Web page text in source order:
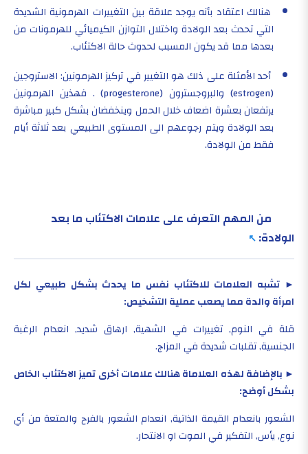
هنالك اعتقاد بأنه يوجد علاقة بين التغييرات الهرمونية الشديدة
التي تحدث بعد الولادة واختلال التوازن الكيميائي للهرمونات من
بعدها مما قد يكون المسبب لحدوث حالة الاكتئاب.
أحد الأمثلة على ذلك هو التغيير في تركيز الهرمونين: الاستروجين
(
estrogen) والبروجسترون (progesterone) . فهذين الهرمونين
يرتفعان بعشرة اضعاف خلال الحمل وينخفضان بشكل كبير مباشرة
بعد الولادة ويتم رجوعهم الى المستوى الطبيعي بعد ثلاثة أيام
فقط من الولادة.
من المهم التعرف على علامات الاكتئاب ما بعد
الولادة:
► تشبه العلامات للاكتئاب نفس ما يحدث بشكل طبيعي لكل
امرأة والدة مما يصعب عملية التشخيص:
قلة في النوم, تغييرات في الشهية, ارهاق شديد, انعدام الرغبة
الجنسية, تقلبات شديدة في المزاج.
► بالإضافة لهذه العلاماة هنالك علامات أخرى تميز الاكتئاب الخاص
بشكل أوضح:
الشعور بانعدام القيمة الذاتية, انعدام الشعور بالفرح والمتعة من أي
نوع, يأس, التفكير في الموت او الانتحار.